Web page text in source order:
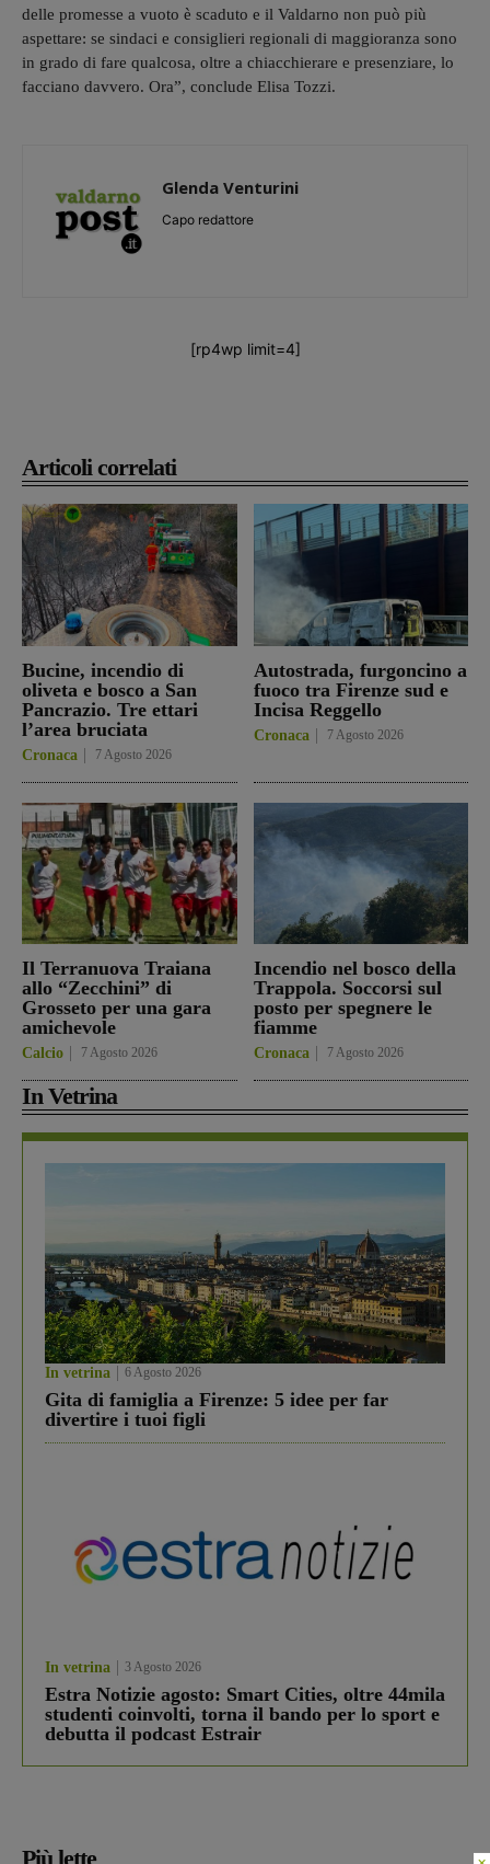
Articoli correlati
Bucine, incendio di
oliveta e bosco a San
Pancrazio. Tre ettari
l’area bruciata
Cronaca 7 Agosto 2026
Autostrada, furgoncino a
fuoco tra Firenze sud e
Incisa Reggello
Cronaca 7 Agosto 2026
Il Terranuova Traiana
allo “Zecchini” di
Grosseto per una gara
amichevole
Calcio 7 Agosto 2026
Incendio nel bosco della
Trappola. Soccorsi sul
posto per spegnere le
fiamme
Cronaca 7 Agosto 2026
In Vetrina
In vetrina 6 Agosto 2026
Gita di famiglia a Firenze: 5 idee per far
divertire i tuoi figli
In vetrina 3 Agosto 2026
Estra Notizie agosto: Smart Cities, oltre 44mila
studenti coinvolti, torna il bando per lo sport e
debutta il podcast Estrair
Più lette
delle promesse a vuoto è scaduto e il Valdarno non può più
aspettare: se sindaci e consiglieri regionali di maggioranza sono
in grado di fare qualcosa, oltre a chiacchierare e presenziare, lo
facciano davvero. Ora”, conclude Elisa Tozzi.
Glenda Venturini
Capo redattore
[rp4wp limit=4]